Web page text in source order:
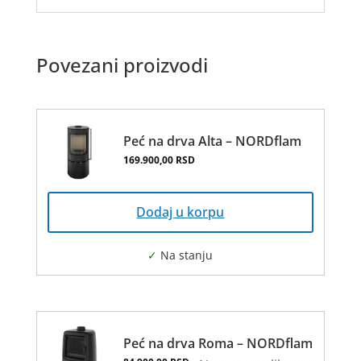
Povezani proizvodi
Peć na drva Alta – NORDflam
169.900,00 RSD
Dodaj u korpu
Peć na drva Roma – NORDflam